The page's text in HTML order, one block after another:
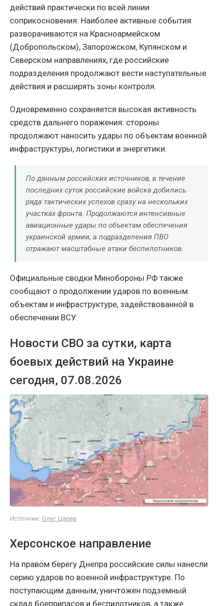
действий практически по всей линии
соприкосновения. Наиболее активные события
разворачиваются на Красноармейском
(Добропольском), Запорожском, Купянском и
Северском направлениях, где российские
подразделения продолжают вести наступательные
действия и расширять зоны контроля.
Одновременно сохраняется высокая активность
средств дальнего поражения: стороны
продолжают наносить удары по объектам военной
инфраструктуры, логистики и энергетики.
По данным российских источников, в течение
последних суток российские войска добились
ряда тактических успехов сразу на нескольких
участках фронта. Продолжаются интенсивные
авиационные удары по объектам обеспечения
украинской армии, а подразделения ПВО
отражают масштабные атаки беспилотников.
Официальные сводки Минобороны РФ также
сообщают о продолжении ударов по военным
объектам и инфраструктуре, задействованной в
обеспечении ВСУ.
Новости СВО за сутки, карта
боевых действий на Украине
сегодня, 07.08.2026
Источник: Олег Царев
Херсонское направление
На правом берегу Днепра российские силы нанесли
серию ударов по военной инфраструктуре. По
поступающим данным, уничтожен подземный
склад боеприпасов и беспилотников, а также